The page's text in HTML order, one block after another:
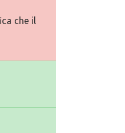
che il